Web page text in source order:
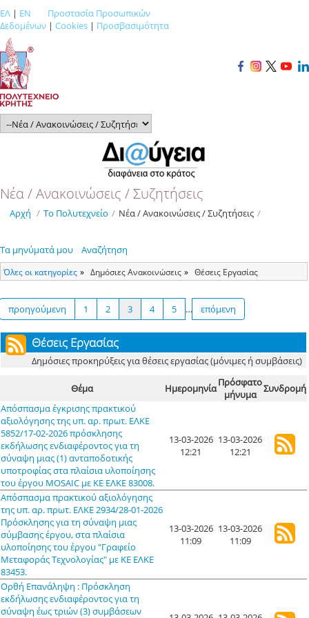
ΕΛ | EN
Προστασία Προσωπικών
Δεδομένων | Cookies | Προσβασιμότητα
Νέα / Ανακοινώσεις / Συζητήσεις
Αρχή / Το Πολυτεχνείο / Νέα / Ανακοινώσεις / Συζητήσεις /
Τα μηνύματά μου Αναζήτηση
Όλες οι κατηγορίες Δημόσιες Ανακοινώσεις Θέσεις Εργασίας
προηγούμενη 1 2 3 4 5 … επόμενη
Θέσεις Εργασίας
Δημόσιες προκηρύξεις για θέσεις εργασίας (μόνιμες ή συμβάσεις)
Θέμα ΗμερομηνίαΠρόσφατο
μήνυμα Συνδρομή
Απόσπασμα έγκρισης πρακτικού
αξιολόγησης της υπ. αρ. πρωτ. ΕΛΚΕ
5852/17-02-2026 πρόσκλησης
εκδήλωσης ενδιαφέροντος για τη
σύναψη μιας (1) ανταποδοτικής
υποτροφίας στα πλαίσια υλοποίησης
του έργου MOSAIC με ΚΕ ΕΛΚΕ 83008.
13-03-2026
12:21
13-03-2026
12:21
Απόσπασμα πρακτικού αξιολόγησης
της υπ. αρ. πρωτ. ΕΛΚΕ 2934/28-01-2026
Πρόσκλησης για τη σύναψη μιας
σύμβασης έργου, στα πλαίσια
υλοποίησης του έργου "Γραφείο
Μεταφοράς Τεχνολογίας" με ΚΕ ΕΛΚΕ
83453.
13-03-2026
11:09
13-03-2026
11:09
Ορθή Επανάληψη : Πρόσκληση
εκδήλωσης ενδιαφέροντος για τη
σύναψη έως τριών (3) συμβάσεων